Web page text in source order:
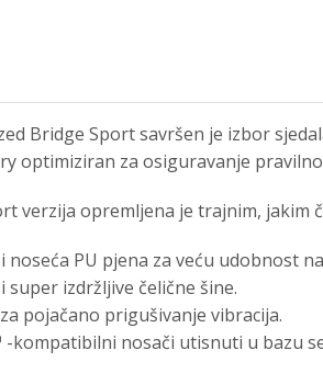
Bridge Sport savršen je izbor
optimiziran za osiguravanje
verzija opremljena je trajnim, jakim
noseća PU pjena za veću udobnost
super izdržljive čelične šine.
pojačano prigušivanje vibracija.
-kompatibilni nosači utisnuti u bazu